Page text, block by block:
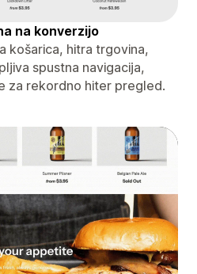
na konverzijo
košarica, hitra trgovina,
spustna navigacija,
za rekordno hiter pregled.